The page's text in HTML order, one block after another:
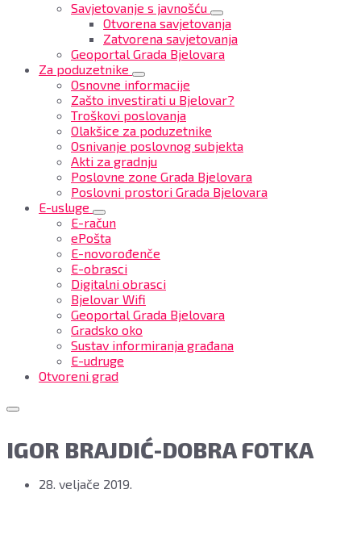
Savjetovanje s javnošću
Otvorena savjetovanja
Zatvorena savjetovanja
Geoportal Grada Bjelovara
Za poduzetnike
Osnovne informacije
Zašto investirati u Bjelovar?
Troškovi poslovanja
Olakšice za poduzetnike
Osnivanje poslovnog subjekta
Akti za gradnju
Poslovne zone Grada Bjelovara
Poslovni prostori Grada Bjelovara
E-usluge
E-račun
ePošta
E-novorođenče
E-obrasci
Digitalni obrasci
Bjelovar Wifi
Geoportal Grada Bjelovara
Gradsko oko
Sustav informiranja građana
E-udruge
Otvoreni grad
IGOR BRAJDIĆ-DOBRA FOTKA
28. veljače 2019.